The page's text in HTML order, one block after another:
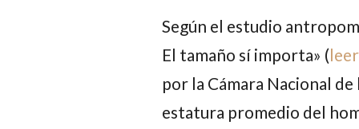
Según el estudio
El tamaño sí importa» (
por la Cámara Nacional
estatura promedio del